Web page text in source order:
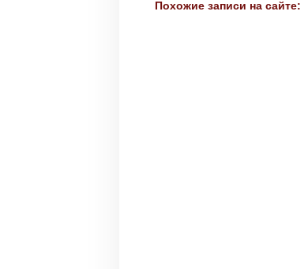
Похожие записи на сайте: